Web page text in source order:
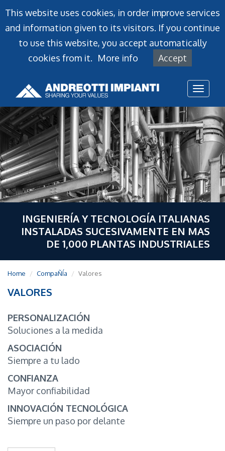
This website uses cookies, in order improve services
and information given to its visitors. If you continue
to use this website, you accept automatically
cookies from it. More info Accept
INGENIERÍA Y TECNOLOGÍA ITALIANAS
INSTALADAS SUCESIVAMENTE EN MAS
DE 1,000 PLANTAS INDUSTRIALES
Home CompaÑÍa Valores
VALORES
PERSONALIZACIÓN
Soluciones a la medida
ASOCIACIÓN
Siempre a tu lado
CONFIANZA
Mayor confiabilidad
INNOVACIÓN TECNOLÓGICA
Siempre un paso por delante